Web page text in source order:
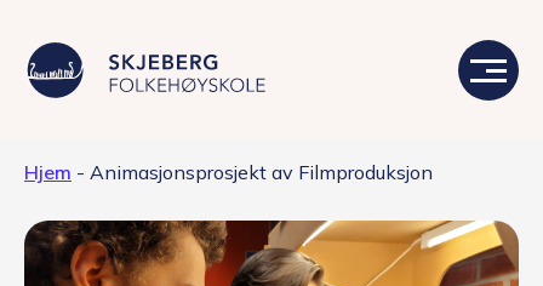
Livet på skolen
Hjem - Animasjonsprosjekt av Filmproduksjon